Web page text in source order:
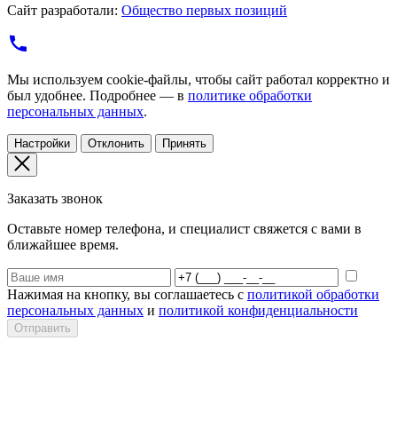
Сайт разработали: Общество первых позиций
Мы используем cookie-файлы, чтобы сайт работал корректно и
был удобнее. Подробнее — в политике обработки
персональных данных.
Настройки Отклонить Принять
Заказать звонок
Оставьте номер телефона, и специалист свяжется с вами в
ближайшее время.
Нажимая на кнопку, вы соглашаетесь с политикой обработки
персональных данных и политикой конфиденциальности
Отправить